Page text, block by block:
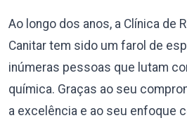
Ao longo dos anos, a Clínica de
Canitar tem sido um farol de
inúmeras pessoas que lutam
química. Graças ao seu
a excelência e ao seu enfoque